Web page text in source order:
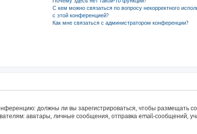
С кем можно связаться по вопросу некорректного
с этой конференцией?
Как мне связаться с администратором конференции?
должны ли вы зарегистрироваться, чтобы размещать
аватары, личные сообщения, отправка email-сообщений,